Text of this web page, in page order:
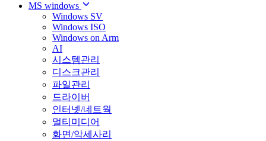
MS windows
Windows SV
Windows ISO
Windows on Arm
AI
시스템관리
디스크관리
파일관리
드라이버
인터넷/네트웍
멀티미디어
화면/악세사리